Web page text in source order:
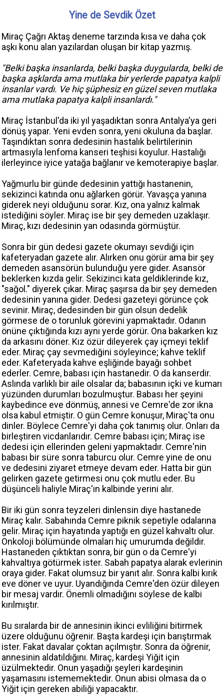
Yine de Sevdik Özet
Miraç Çağrı Aktaş deneme tarzında kısa ve daha çok
aşkı konu alan yazılardan oluşan bir kitap yazmış.
"Belki başka insanlarda, belki başka duygularda, belki de
başka aşklarda ama mutlaka bir yerlerde papatya kalpli
insanlar vardı. Ve hiç şüphesiz en güzel seven mutlaka
ama mutlaka papatya kalpli insanlardı."
Miraç İstanbul'da iki yıl yaşadıktan sonra Antalya'ya geri
dönüş yapar. Yeni evden sonra, yeni okuluna da başlar.
Taşındıktan sonra dedesinin hastalık belirtilerinin
artmasıyla lenfoma kanseri teşhisi koyulur. Hastalığı
ilerleyince iyice yatağa bağlanır ve kemoterapiye başlar.
Yağmurlu bir günde dedesinin yattığı hastanenin,
sekizinci katında onu ağlarken görür. Yavaşça yanına
giderek neyi olduğunu sorar. Kız, ona yalnız kalmak
istediğini söyler. Miraç ise bir şey demeden uzaklaşır.
Miraç, kızı dedesinin yan odasında görmüştür.
Sonra bir gün dedesi gazete okumayı sevdiği için
kafeteryadan gazete alır. Alırken onu görür ama bir şey
demeden asansörün bulunduğu yere gider. Asansör
beklerken kızda gelir. Sekizinci kata geldiklerinde kız,
"sağol." diyerek çıkar. Miraç şaşırsa da bir şey demeden
dedesinin yanına gider. Dedesi gazeteyi görünce çok
sevinir. Miraç, dedesinden bir gün olsun dedelik
görmese de o torunluk görevini yapmaktadır. Odanın
önüne çıktığında kızı aynı yerde görür. Ona bakarken kız
da arkasını döner. Kız özür dileyerek çay içmeyi teklif
eder. Miraç çay sevmediğini söyleyince; kahve teklif
eder. Kafeteryada kahve eşliğinde bayağı sohbet
ederler. Cemre, babası için hastanedir. O da kanserdir.
Aslında varlıklı bir aile olsalar da; babasının içki ve kumarı
yüzünden durumları bozulmuştur. Babası her şeyini
kaybedince eve dönmüş, annesi ve Cemre'de zor ikna
olsa kabul etmiştir. O gün Cemre konuşur, Miraç'ta onu
dinler. Böylece Cemre'yi daha çok tanımış olur. Onları da
birleştiren vicdanlarıdır. Cemre babası için; Miraç ise
dedesi için ellerinden geleni yapmaktadır. Cemre'nin
babası bir süre sonra taburcu olur. Cemre yine de onu
ve dedesini ziyaret etmeye devam eder. Hatta bir gün
gelirken gazete getirmesi onu çok mutlu eder. Bu
düşünceli haliyle Miraç'ın kalbinde yerini alır.
Bir iki gün sonra teyzeleri dinlensin diye hastanede
Miraç kalır. Sabahında Cemre piknik sepetiyle odalarına
gelir. Miraç için hayatında yaptığı en güzel kahvaltı olur.
Onkoloji bölümünde olmaları hiç umurumda değildir.
Hastaneden çıktıktan sonra, bir gün o da Cemre'yi
kahvaltıya götürmek ister. Sabah papatya alarak evlerinin
oraya gider. Fakat olumsuz bir yanıt alır. Sonra kalbi kırık
eve döner ve uyur. Uyandığında Cemre'den özür dileyen
bir mesaj vardır. Önemli olmadığını söylese de kalbi
kırılmıştır.
Bu sıralarda bir de annesinin ikinci evliliğini bitirmek
üzere olduğunu öğrenir. Başta kardeşi için barıştırmak
ister. Fakat davalar çoktan açılmıştır. Sonra da öğrenir,
annesinin aldatıldığını. Miraç, kardeşi Yiğit için
üzülmektedir. Onun yaşadığı şeyleri kardeşinin
yaşamasını istememektedir. Onun abisi olmasa da o
Yiğit için gereken abiliği yapacaktır.